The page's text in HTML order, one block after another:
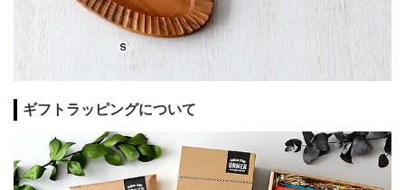
ギフトラッピングについて